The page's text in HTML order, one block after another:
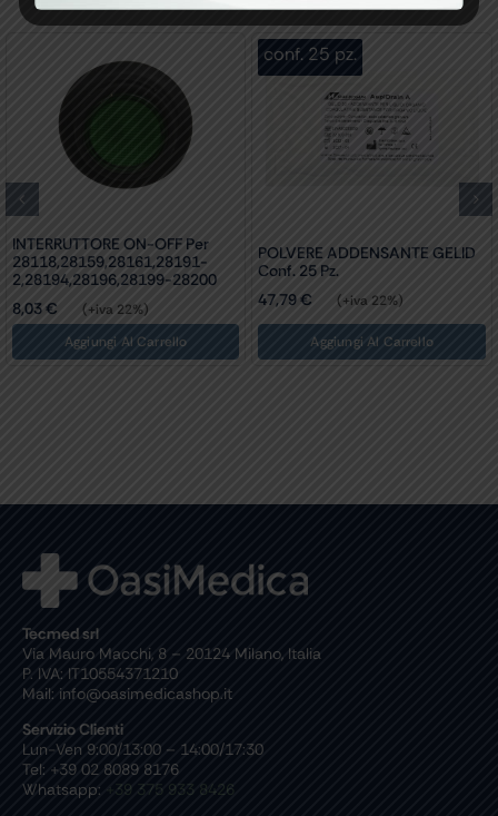
INTERRUTTORE ON-OFF Per
28118,28159,28161,28191-
2,28194,28196,28199-28200
8,03€
(+iva 22%)
Aggiungi Al Carrello
conf. 25 pz.
POLVERE ADDENSANTE GELID
Conf. 25 Pz.
47,79€ (+iva 22%)
Aggiungi Al Carrello
Tecmed srl
Via Mauro Macchi, 8 – 20124 Milano, Italia
P. IVA: IT10554371210
Mail: info@oasimedicashop.it
Servizio Clienti
Lun-Ven 9:00/13:00 – 14:00/17:30
Tel: +39 02 8089 8176
Whatsapp: +39 375 933 8426